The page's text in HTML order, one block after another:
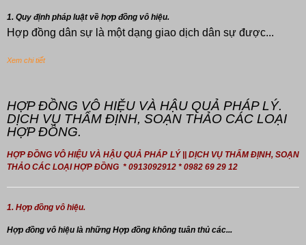
1. Quy định pháp luật về hợp đồng vô hiệu.
Hợp đồng dân sự là một dạng giao dịch dân sự được...
Xem chi tiết
HỢP ĐỒNG VÔ HIỆU VÀ HẬU QUẢ PHÁP LÝ.
DỊCH VỤ THẨM ĐỊNH, SOẠN THẢO CÁC LOẠI
HỢP ĐỒNG.
HỢP ĐỒNG VÔ HIỆU VÀ HẬU QUẢ PHÁP LÝ || DỊCH VỤ THẨM ĐỊNH, SOẠN
THẢO CÁC LOẠI HỢP ĐỒNG * 0913092912 * 0982 69 29 12
1. Hợp đồng vô hiệu.
Hợp đồng vô hiệu là những Hợp đồng không tuân thủ các...